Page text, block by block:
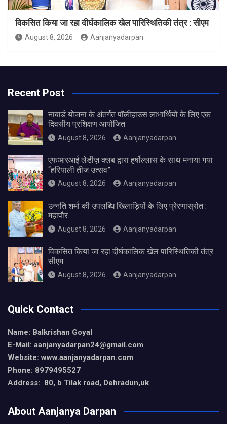
विकसित किया जा रहा दीर्घकालिक खेल पारिस्थितिकी तंत्र : सीएम
August 8, 2026 Aanjanyadarpan
Recent Post
नाबार्ड योजना के अंतर्गत पॉलीहाउस लाभार्थियों के लिए एक
दिवसीय प्रशिक्षण आयोजित
August 8, 2026 Aanjanyadarpan
एफआरआई लेडीज़ क्लब द्वारा हर्षोल्लास के साथ मनाया गया
“हरियाली तीज उत्सव”
August 8, 2026 Aanjanyadarpan
उन्नति शर्मा की उपलब्धि खिलाड़ियों के लिए प्रेरणास्रोत :
महापौर
August 8, 2026 Aanjanyadarpan
विकसित किया जा रहा दीर्घकालिक खेल पारिस्थितिकी तंत्र :
सीएम
August 8, 2026 Aanjanyadarpan
Quick Contact
Name: Balkrishan Goyal
E-Mail: aanjanyadarpan24@gmail.com
Website: www.aanjanyadarpan.com
Phone: 8979495527
Address: 80, b Tilak road, Dehradun,uk
About Aanjanya Darpan